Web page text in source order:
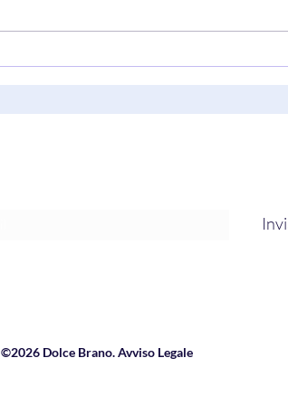
©2026 Dolce Brano. Avviso Legale